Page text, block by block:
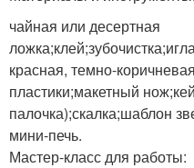
чайная или десертная
красная, темно-
пластики;макетный
палочка);скалка;шаблон
мини-печь.
Мастер-класс для работы: